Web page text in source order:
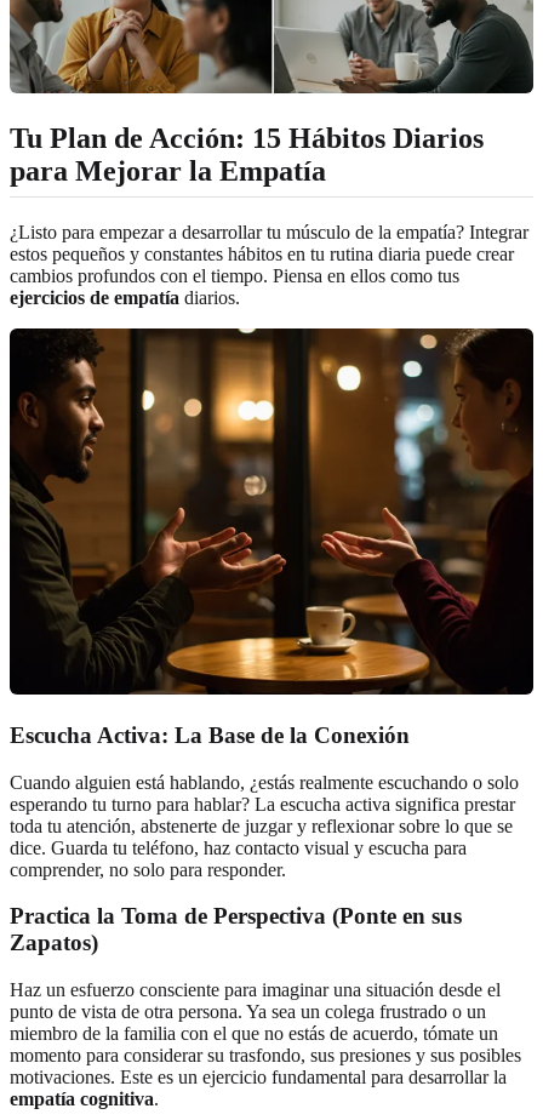
Tu Plan de Acción: 15 Hábitos Diarios
para Mejorar la Empatía
¿Listo para empezar a desarrollar tu músculo de la empatía? Integrar
estos pequeños y constantes hábitos en tu rutina diaria puede crear
cambios profundos con el tiempo. Piensa en ellos como tus
ejercicios de empatía diarios.
Escucha Activa: La Base de la Conexión
Cuando alguien está hablando, ¿estás realmente escuchando o solo
esperando tu turno para hablar? La escucha activa significa prestar
toda tu atención, abstenerte de juzgar y reflexionar sobre lo que se
dice. Guarda tu teléfono, haz contacto visual y escucha para
comprender, no solo para responder.
Practica la Toma de Perspectiva (Ponte en sus
Zapatos)
Haz un esfuerzo consciente para imaginar una situación desde el
punto de vista de otra persona. Ya sea un colega frustrado o un
miembro de la familia con el que no estás de acuerdo, tómate un
momento para considerar su trasfondo, sus presiones y sus posibles
motivaciones. Este es un ejercicio fundamental para desarrollar la
empatía cognitiva.